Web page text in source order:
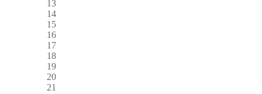
13
14
15
16
17
18
19
20
21